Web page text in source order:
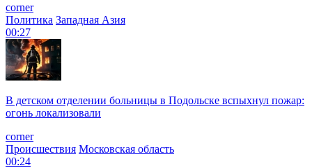
corner
Политика Западная Азия
00:27
В детском отделении больницы в Подольске вспыхнул пожар:
огонь локализовали
corner
Происшествия Московская область
00:24